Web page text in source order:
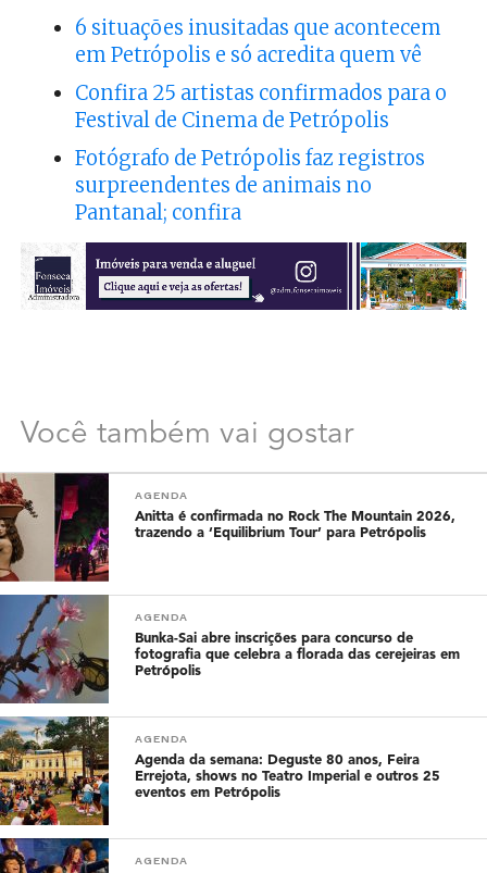
6 situações inusitadas que acontecem
em Petrópolis e só acredita quem vê
Confira 25 artistas confirmados para o
Festival de Cinema de Petrópolis
Fotógrafo de Petrópolis faz registros
surpreendentes de animais no
Pantanal; confira
Você também vai gostar
AGENDA
Anitta é confirmada no Rock The Mountain 2026,
trazendo a ‘Equilibrium Tour’ para Petrópolis
AGENDA
Bunka-Sai abre inscrições para concurso de
fotografia que celebra a florada das cerejeiras em
Petrópolis
AGENDA
Agenda da semana: Deguste 80 anos, Feira
Errejota, shows no Teatro Imperial e outros 25
eventos em Petrópolis
AGENDA